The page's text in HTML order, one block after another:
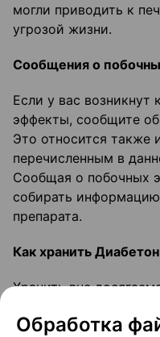
могли приводить к
угрозой жизни.
Сообщения о
Если у вас возникнут
эффекты, сообщите
Это относится также
перечисленным в
Сообщая о побочных
собирать
препарата.
Как хранить Диабетон
Хранить вне
Не принимать
Обработка